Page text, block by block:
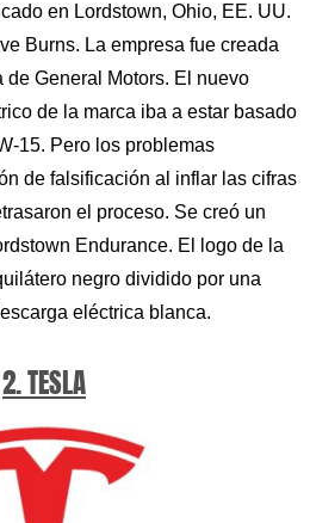
en Lordstown, Ohio, EE. UU.
Burns. La empresa fue creada
General Motors. El nuevo
de la marca iba a estar basado
15. Pero los problemas
de falsificación al inflar las cifras
el proceso. Se creó un
Endurance. El logo de la
negro dividido por una
eléctrica blanca.
2. TESLA